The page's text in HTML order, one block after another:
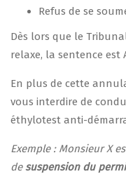
Refus de se
Dès lors que le
relaxe, la sentence est
En plus de cette
vous interdire de
éthylotest anti-
Exemple : Monsieur X
desuspension du